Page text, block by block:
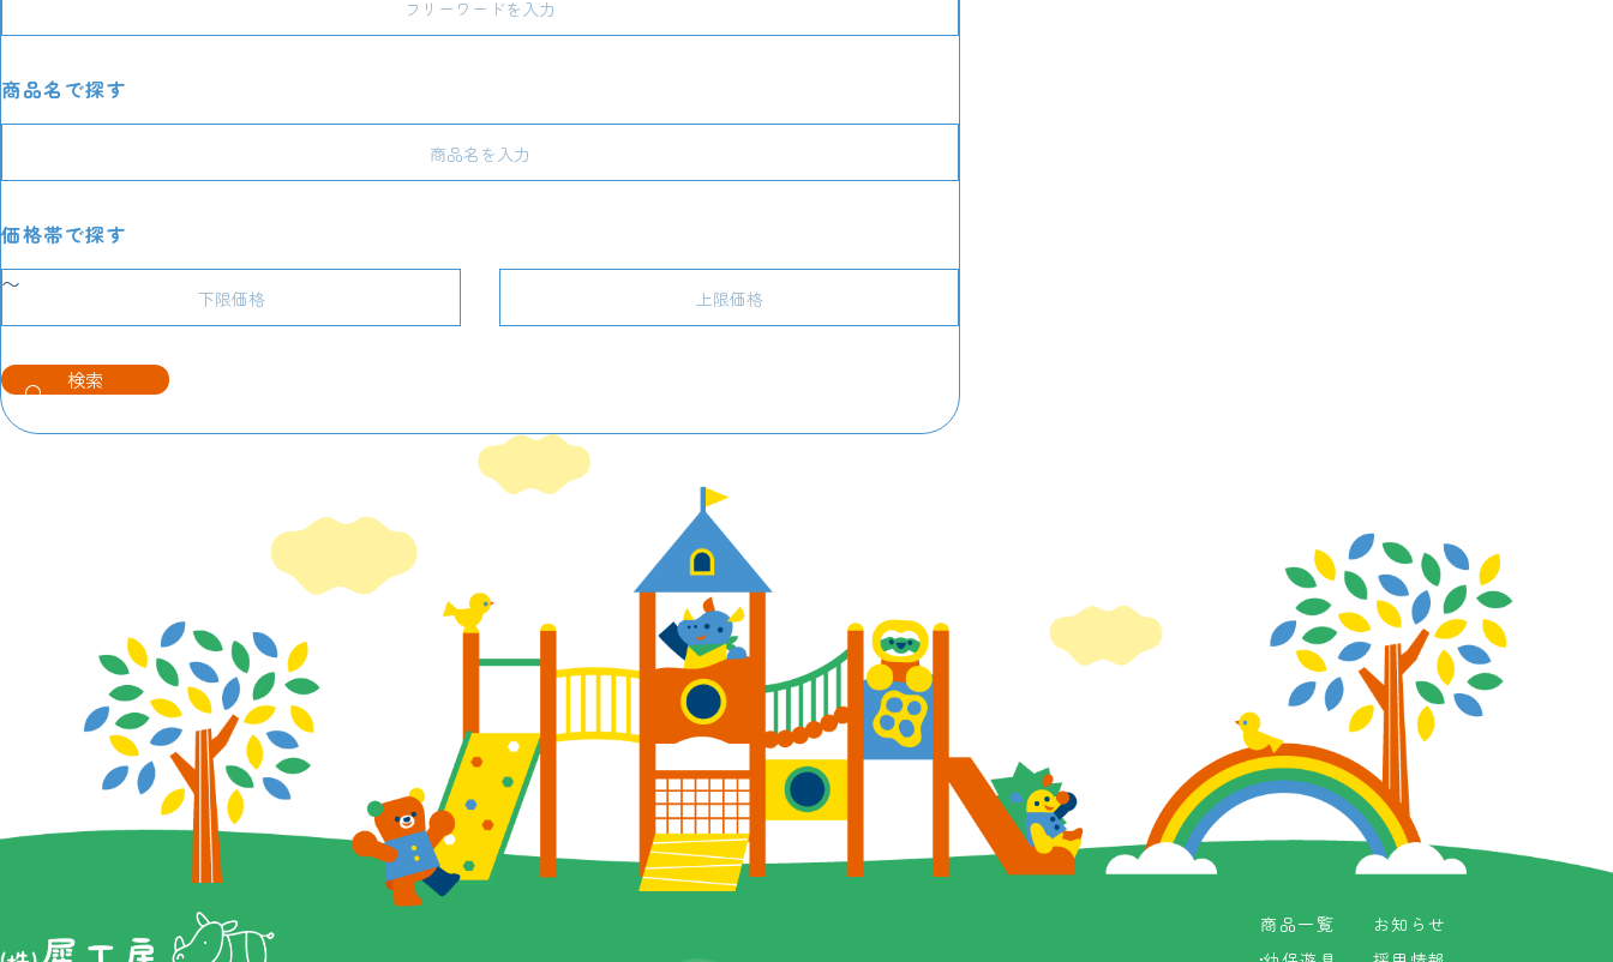
商品名で探す
価格帯で探す
商品一覧
商品一覧
お知らせ
お知らせ